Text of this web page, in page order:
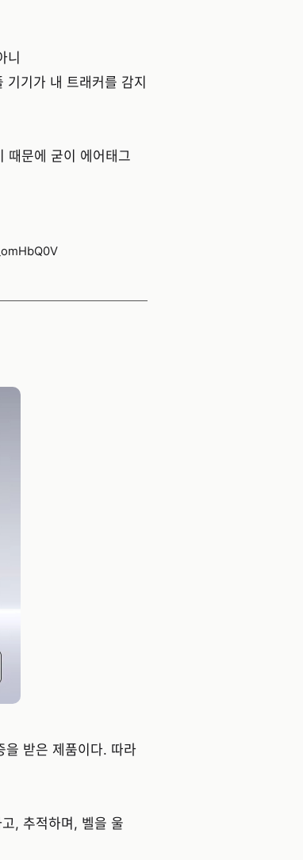
니
기가 내 트래커를 감지
문에 굳이 에어태그
받은 제품이다. 따라
, 추적하며, 벨을 울